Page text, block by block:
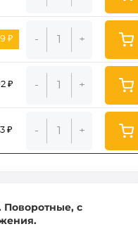
₽
₽
₽
- +
- +
- +
Поворотные, с